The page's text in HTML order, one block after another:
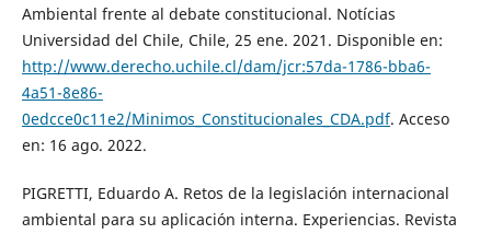
Ambiental frente al debate constitucional. Notícias
Universidad del Chile, Chile, 25 ene. 2021. Disponible en:
http://www.derecho.uchile.cl/dam/jcr:57da-1786-bba6-
4a51-8e86-
0edcce0c11e2/Minimos_Constitucionales_CDA.pdf. Acceso
en: 16 ago. 2022.
PIGRETTI, Eduardo A. Retos de la legislación internacional
ambiental para su aplicación interna. Experiencias. Revista